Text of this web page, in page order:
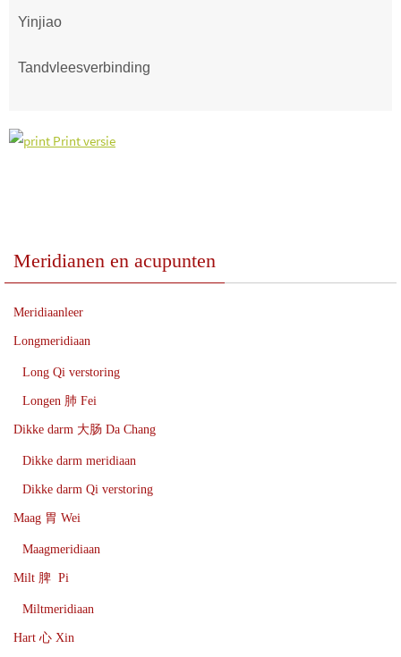
Yinjiao
Tandvleesverbinding
Print versie
Meridianen en acupunten
Meridiaanleer
Longmeridiaan
Long Qi verstoring
Longen 肺 Fei
Dikke darm 大肠 Da Chang
Dikke darm meridiaan
Dikke darm Qi verstoring
Maag 胃 Wei
Maagmeridiaan
Milt 脾 Pi
Miltmeridiaan
Hart 心 Xin